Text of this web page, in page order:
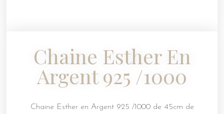
Chaine Esther En
Argent 925 /1000
Chaine Esther en Argent 925 /1000 de 45cm de